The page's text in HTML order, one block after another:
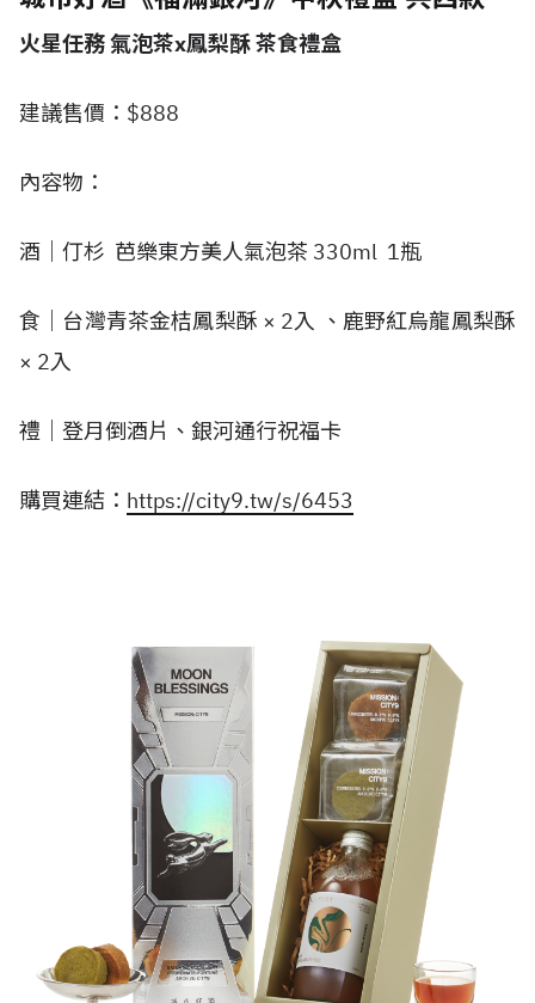
火星任務 氣泡茶x鳳梨酥 茶食禮盒
建議售價：$888
內容物：
酒｜仃杉 芭樂東方美人氣泡茶 330ml 1瓶
食｜台灣青茶金桔鳳梨酥 × 2入 、鹿野紅烏龍鳳梨酥
× 2入
禮｜登月倒酒片、銀河通行祝福卡
購買連結： https://city9.tw/s/6453